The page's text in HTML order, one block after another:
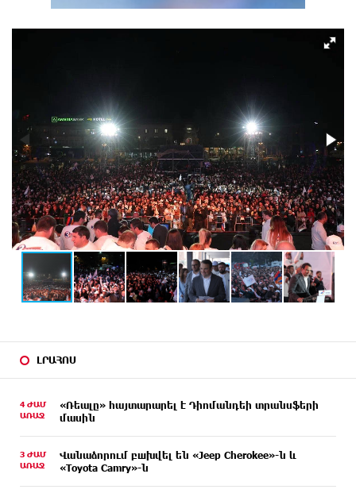
ԼՐԱՀՈՍ
4 ԺԱՄ
ԱՌԱՋ
«Ռեալը» հայտարարել է Դիոմանդեի տրանսֆերի
մասին
3 ԺԱՄ
ԱՌԱՋ
Վանաձորում բшխվել են «Jeep Cherokee»-ն և
«Toyota Camry»-ն